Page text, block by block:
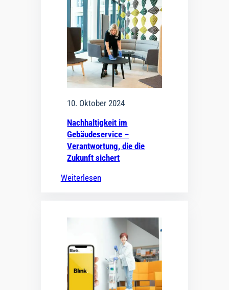
10. Oktober 2024
Nachhaltigkeit im
Gebäudeservice –
Verantwortung, die die
Zukunft sichert
Weiterlesen